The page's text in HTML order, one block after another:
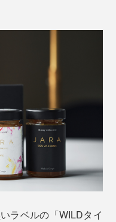
ら巣を守るため、断
生のコーカサス・ミツ
ラベルの「WILDタイ